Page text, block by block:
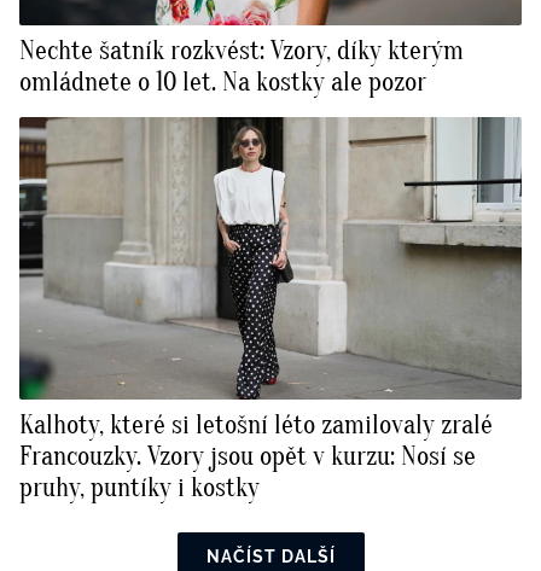
Nechte šatník rozkvést: Vzory, díky kterým
omládnete o 10 let. Na kostky ale pozor
Kalhoty, které si letošní léto zamilovaly zralé
Francouzky. Vzory jsou opět v kurzu: Nosí se
pruhy, puntíky i kostky
NAČÍST DALŠÍ